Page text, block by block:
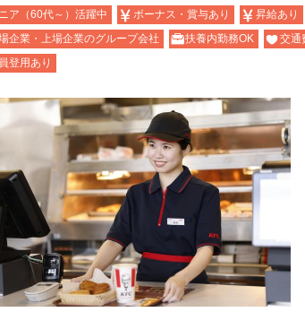
ア（60代～）活躍中
ボーナス・賞与あり 昇給あり
企業・上場企業のグループ会社
扶養内勤務OK 交通
登用あり